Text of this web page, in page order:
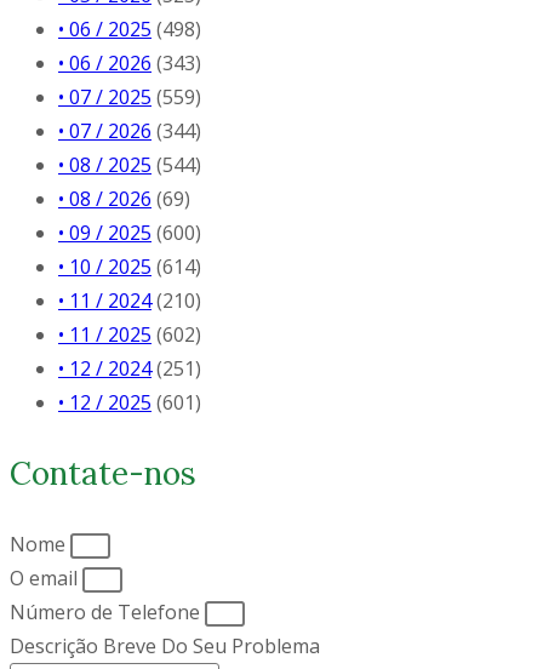
• 06 / 2025 (498)
• 06 / 2026 (343)
• 07 / 2025 (559)
• 07 / 2026 (344)
• 08 / 2025 (544)
• 08 / 2026 (69)
• 09 / 2025 (600)
• 10 / 2025 (614)
• 11 / 2024(210)
• 11 / 2025 (602)
• 12 / 2024(251)
• 12 / 2025 (601)
Contate-nos
Nome
O email
Número de Telefone
Descrição Breve Do Seu Problema